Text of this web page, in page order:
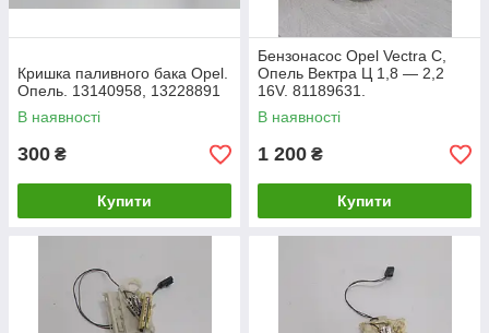
Кришка паливного бака Opel.
Опель. 13140958, 13228891
В наявності
300 ₴
Купити
Бензонасос Opel Vectra C,
Опель Вектра Ц 1,8 — 2,2
16V. 81189631.
В наявності
1 200 ₴
Купити